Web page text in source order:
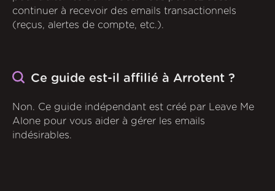
continuer à recevoir des emails transactionnels
(reçus, alertes de compte, etc.).
Ce guide est-il affilié à Arrotent ?
Non. Ce guide indépendant est créé par Leave Me
Alone pour vous aider à gérer les emails
indésirables.